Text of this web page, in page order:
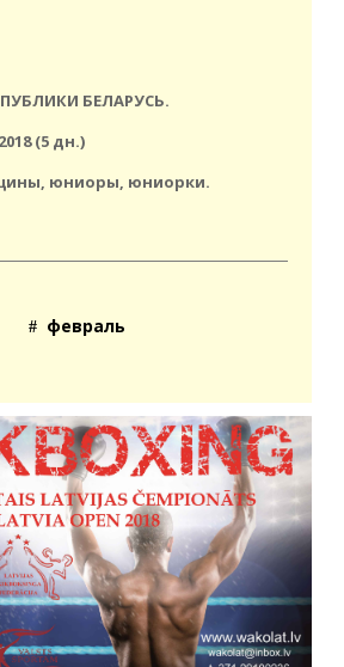
БЕЛАРУСЬ.
(5 дн.)
юниоры, юниорки.
февраль